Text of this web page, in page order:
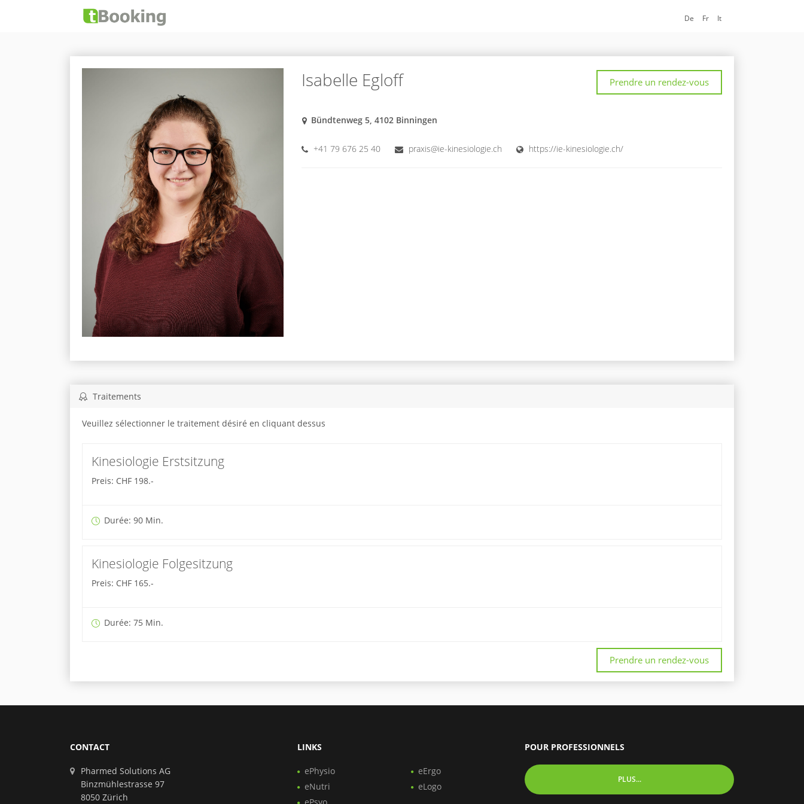
De Fr It
Isabelle Egloff Prendre un rendez-vous
Bündtenweg 5, 4102 Binningen
+41 79 676 25 40 praxis@ie-kinesiologie.ch https://ie-kinesiologie.ch/
Traitements
Veuillez sélectionner le traitement désiré en cliquant dessus
Kinesiologie Erstsitzung
Preis: CHF 198.-
Durée: 90 Min.
Kinesiologie Folgesitzung
Preis: CHF 165.-
Durée: 75 Min.
Prendre un rendez-vous
CONTACT
Pharmed Solutions AG
Binzmühlestrasse 97
8050 Zürich
LINKS
ePhysio
eNutri
eErgo
eLogo
POUR PROFESSIONNELS
PLUS...